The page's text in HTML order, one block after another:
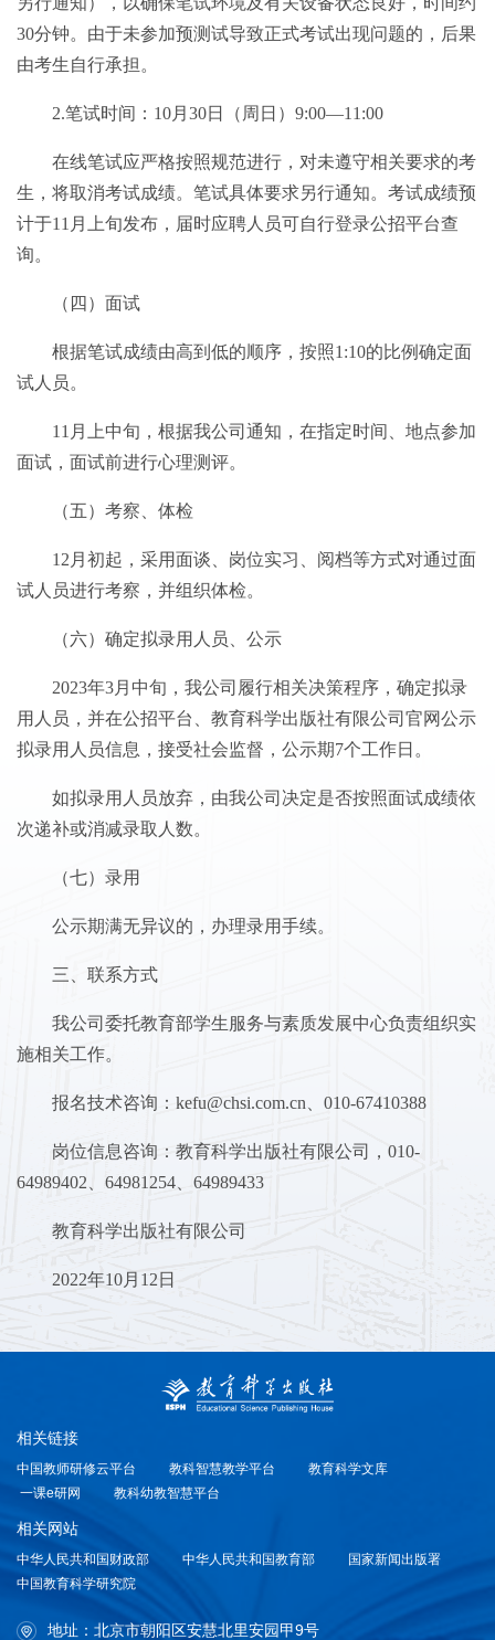
30分钟。由于未参加预测试导致正式考试出现问题的，后果
由考生自行承担。
2.笔试时间：10月30日（周日）9:00—11:00
在线笔试应严格按照规范进行，对未遵守相关要求的考
生，将取消考试成绩。笔试具体要求另行通知。考试成绩预
计于11月上旬发布，届时应聘人员可自行登录公招平台查
询。
（四）面试
根据笔试成绩由高到低的顺序，按照1:10的比例确定面
试人员。
11月上中旬，根据我公司通知，在指定时间、地点参加
面试，面试前进行心理测评。
（五）考察、体检
12月初起，采用面谈、岗位实习、阅档等方式对通过面
试人员进行考察，并组织体检。
（六）确定拟录用人员、公示
2023年3月中旬，我公司履行相关决策程序，确定拟录
用人员，并在公招平台、教育科学出版社有限公司官网公示
拟录用人员信息，接受社会监督，公示期7个工作日。
如拟录用人员放弃，由我公司决定是否按照面试成绩依
次递补或消减录取人数。
（七）录用
公示期满无异议的，办理录用手续。
三、联系方式
我公司委托教育部学生服务与素质发展中心负责组织实
施相关工作。
报名技术咨询：kefu@chsi.com.cn、010-67410388
岗位信息咨询：教育科学出版社有限公司，010-
64989402、64981254、64989433
教育科学出版社有限公司
2022年10月12日
相关链接
中国教师研修云平台 教科智慧教学平台
教育科学文库
一课e研网
教科幼教智慧平台
相关网站
中华人民共和国财政部 中华人民共和国教育部
国家新闻出版署
中国教育科学研究院
地址：北京市朝阳区安慧北里安园甲9号